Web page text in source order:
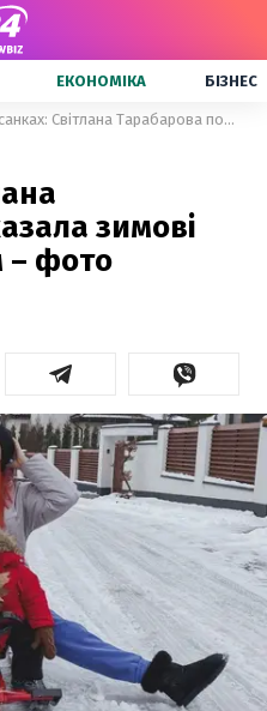
ЕКОНОМІКА БІЗНЕС
На санках: Світлана Тарабарова показала зимові розваги з сином – фото
зимові
– фото